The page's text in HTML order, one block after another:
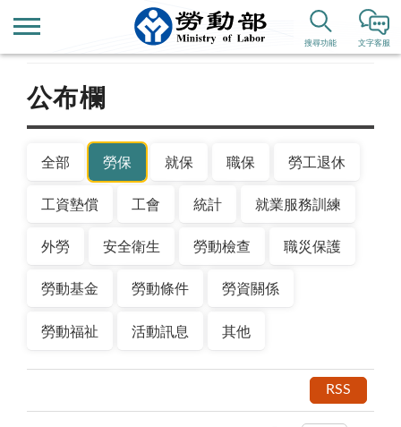
文字客服
搜尋功能
新聞公告
公布欄
全部 勞保 就保 職保 勞工退休
工資墊償 工會 統計 就業服務訓練
外勞 安全衛生 勞動檢查 職災保護
勞動基金 勞動條件 勞資關係
勞動福祉 活動訊息 其他
RSS